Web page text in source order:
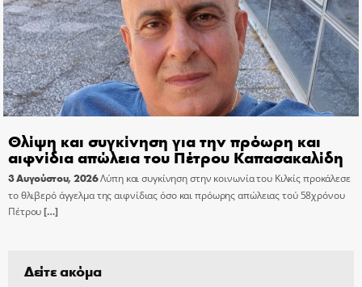
Θλίψη και συγκίνηση για την πρόωρη και
αιφνίδια απώλεια του Πέτρου Καπασακαλίδη
3 Αυγούστου, 2026Λύπη και συγκίνηση στην κοινωνία του Κιλκίς προκάλεσε
το θλιβερό άγγελμα της αιφνίδιας όσο και πρόωρης απώλειας τού 58χρόνου
Πέτρου[…]
Δείτε ακόμα